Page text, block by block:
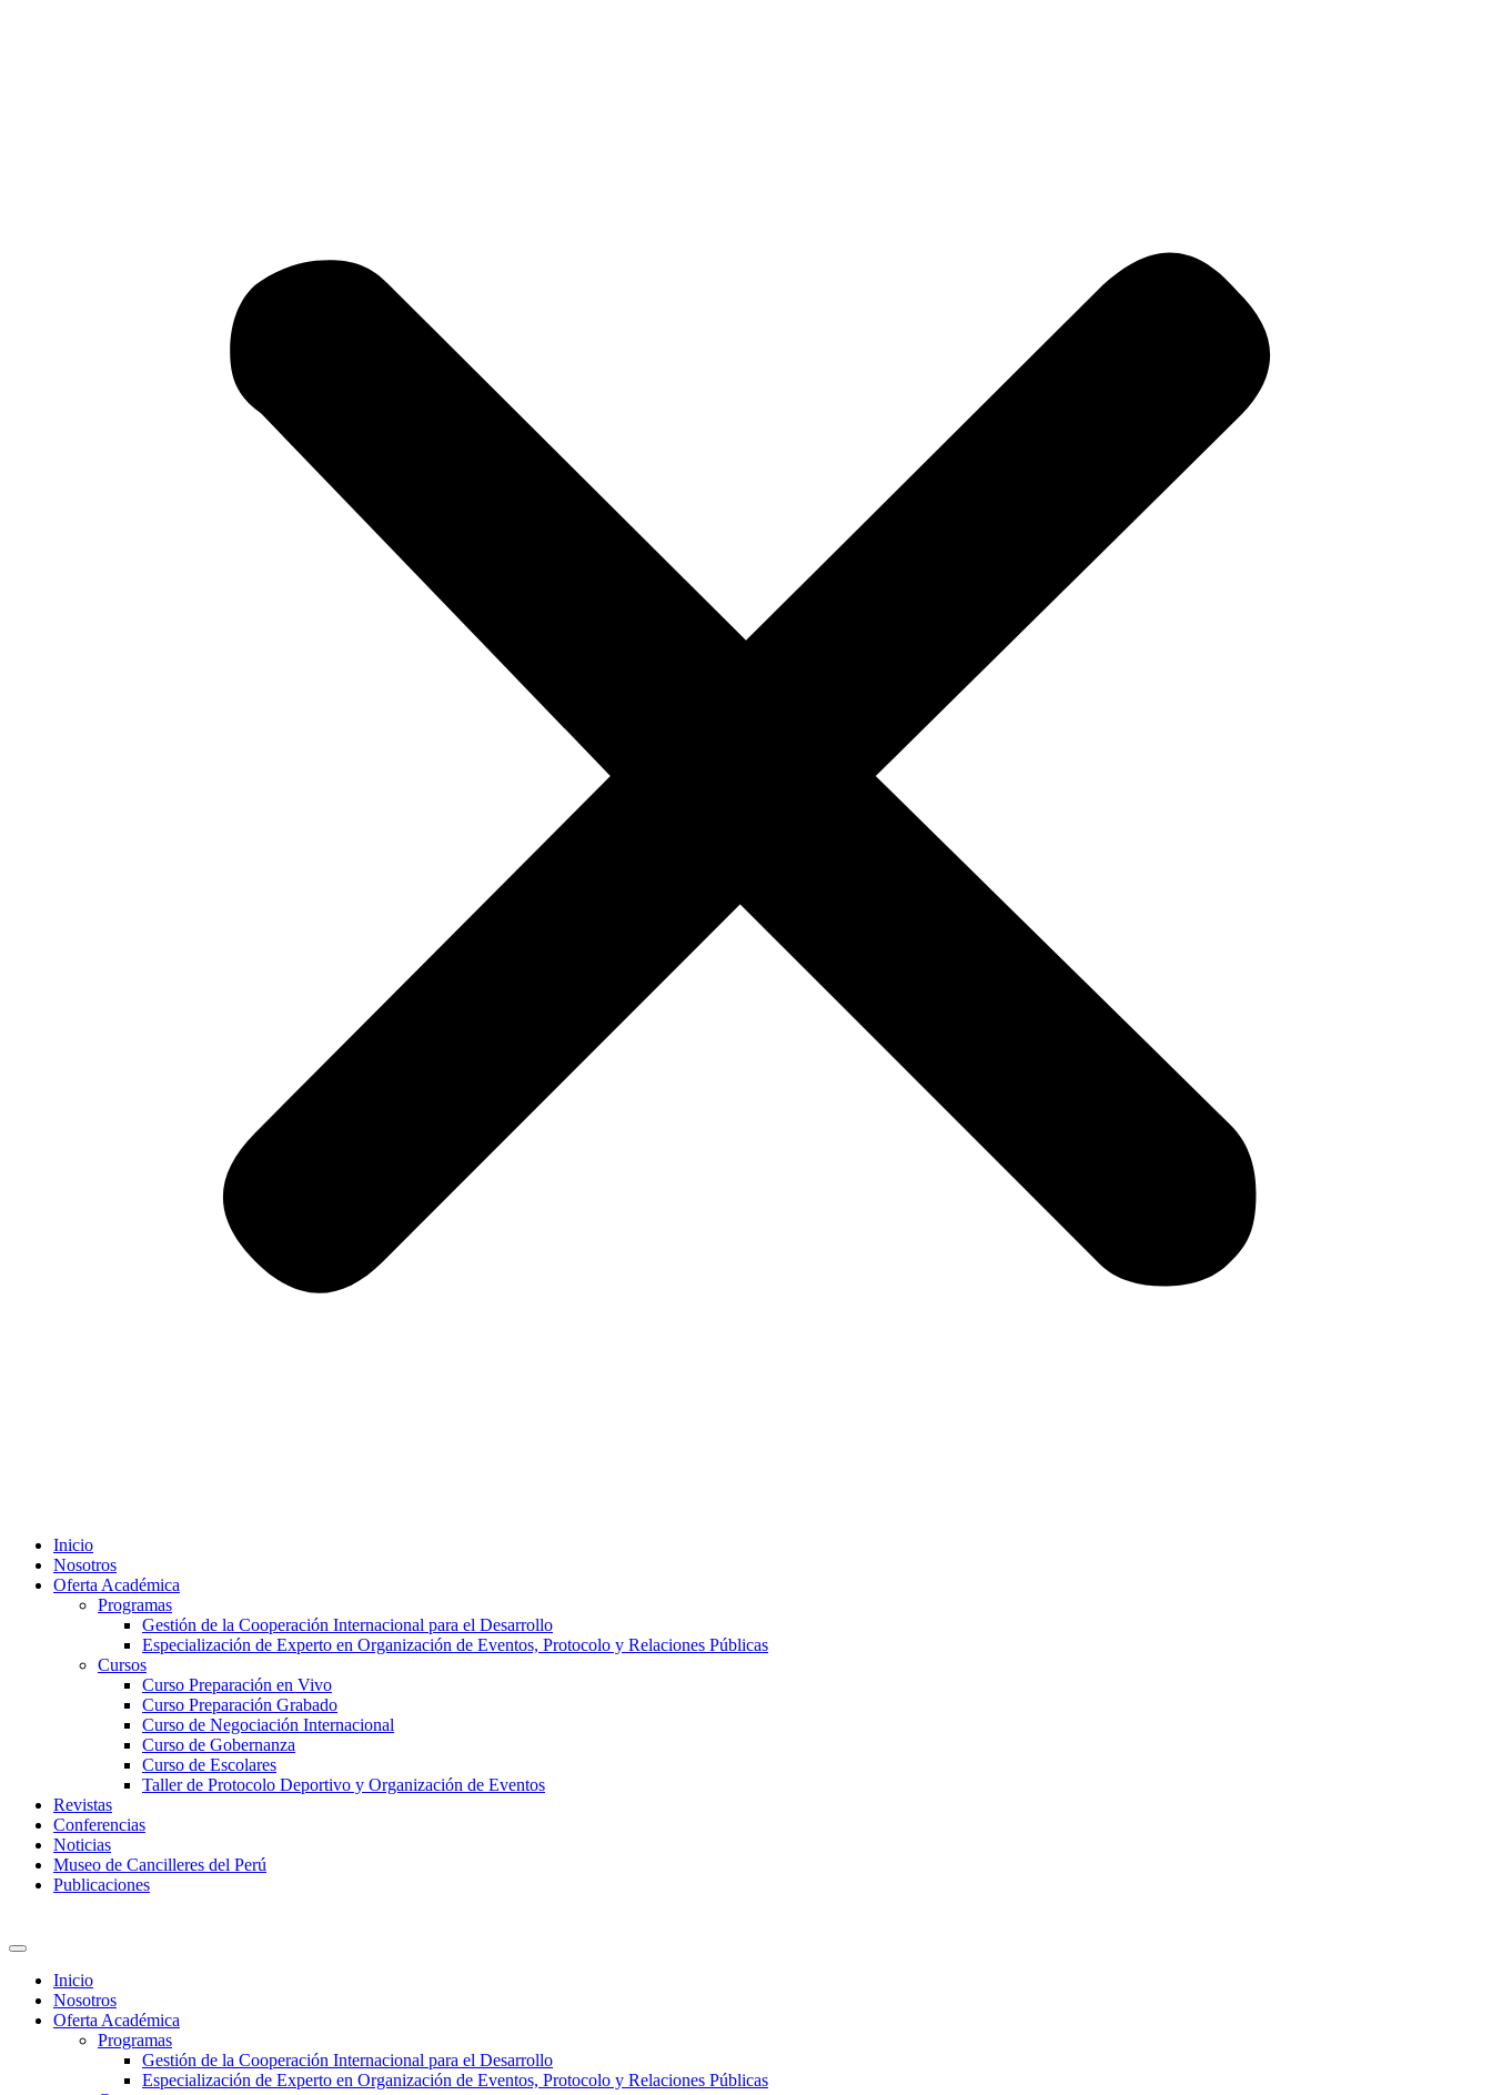
Inicio
Nosotros
Oferta Académica
Programas
Gestión de la Cooperación Internacional para el Desarrollo
Especialización de Experto en Organización de Eventos, Protocolo y Relaciones Públicas
Cursos
Curso Preparación en Vivo
Curso Preparación Grabado
Curso de Negociación Internacional
Curso de Gobernanza
Curso de Escolares
Taller de Protocolo Deportivo y Organización de Eventos
Revistas
Conferencias
Noticias
Museo de Cancilleres del Perú
Publicaciones
Inicio
Nosotros
Oferta Académica
Programas
Gestión de la Cooperación Internacional para el Desarrollo
Especialización de Experto en Organización de Eventos, Protocolo y Relaciones Públicas